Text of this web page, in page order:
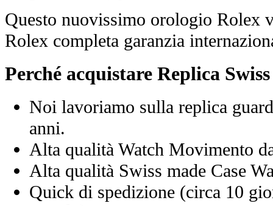
Questo nuovissimo orologio Rolex
Rolex completa garanzia
Perché acquistare Replica
Noi lavoriamo sulla replica
anni.
Alta qualità Watch Movimento
Alta qualità Swiss made Case
Quick di spedizione (circa 10